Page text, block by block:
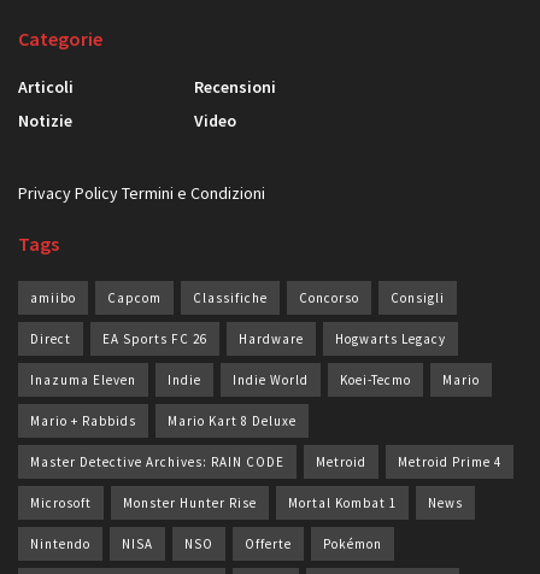
Categorie
Articoli
Notizie
Recensioni
Video
Privacy PolicyTermini e Condizioni
Tags
amiibo Capcom Classifiche Concorso Consigli
Direct EA Sports FC 26 Hardware Hogwarts Legacy
Inazuma Eleven Indie Indie World Koei-Tecmo Mario
Mario + Rabbids Mario Kart 8 Deluxe
Master Detective Archives: RAIN CODE Metroid Metroid Prime 4
Microsoft Monster Hunter Rise Mortal Kombat 1 News
Nintendo NISA NSO Offerte Pokémon